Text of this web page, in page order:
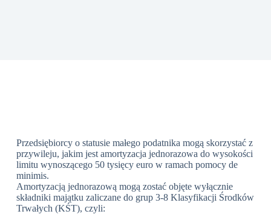
Przedsiębiorcy o statusie małego podatnika mogą skorzystać z
przywileju, jakim jest amortyzacja jednorazowa do wysokości
limitu wynoszącego 50 tysięcy euro w ramach pomocy de
minimis.
Amortyzacją jednorazową mogą zostać objęte wyłącznie
składniki majątku zaliczane do grup 3-8 Klasyfikacji Środków
Trwałych (KŚT), czyli: